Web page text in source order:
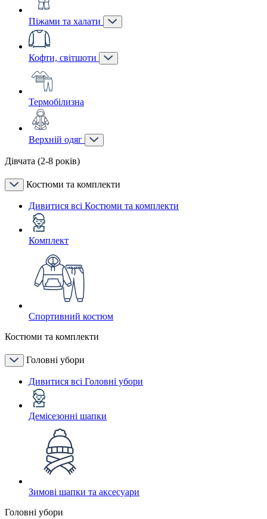
Піжами та халати
Кофти, світшоти
Термобілизна
Верхній одяг
Дівчата (2-8 років)
Костюми та комплекти
Дивитися всі Костюми та комплекти
Комплект
Спортивний костюм
Костюми та комплекти
Головні убори
Дивитися всі Головні убори
Демісезонні шапки
Зимові шапки та аксесуари
Головні убори